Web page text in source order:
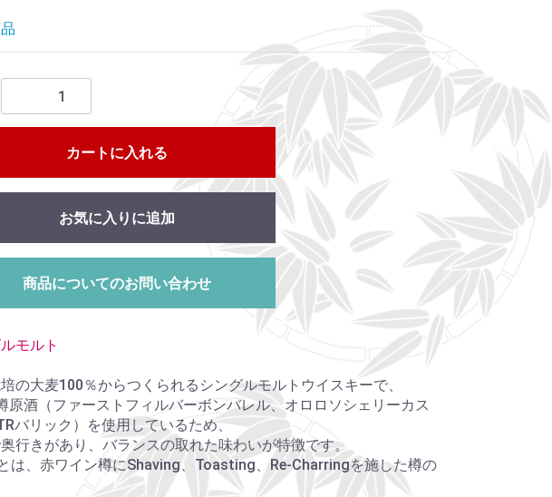
カートに入れる
お気に入りに追加
商品についてのお問い合わせ
モルト
の大麦100％からつくられるシングルモルトウイスキーで、
原酒（ファーストフィルバーボンバレル、オロロソシェリーカス
バリック）を使用しているため、
行きがあり、バランスの取れた味わいが特徴です。
は、赤ワイン樽にShaving、Toasting、Re-Charringを施した樽の